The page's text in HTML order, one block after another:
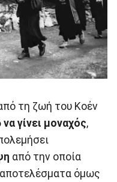
τη ζωή του Κοέν
γίνει μοναχός,
από την οποία
όμως